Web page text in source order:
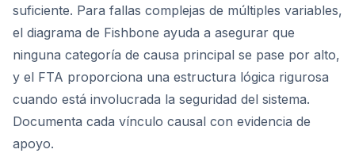
suficiente. Para fallas complejas de múltiples variables,
el diagrama de Fishbone ayuda a asegurar que
ninguna categoría de causa principal se pase por alto,
y el FTA proporciona una estructura lógica rigurosa
cuando está involucrada la seguridad del sistema.
Documenta cada vínculo causal con evidencia de
apoyo.